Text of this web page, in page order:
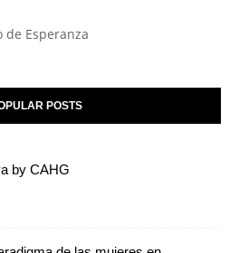
de Esperanza
POSTS
by CAHG